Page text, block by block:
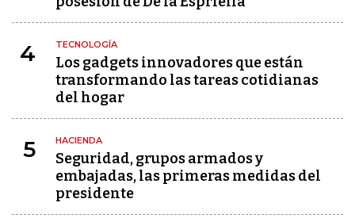
4 TECNOLOGÍA
Los gadgets innovadores que están
transformando las tareas cotidianas
del hogar
5 HACIENDA
Seguridad, grupos armados y
embajadas, las primeras medidas del
presidente